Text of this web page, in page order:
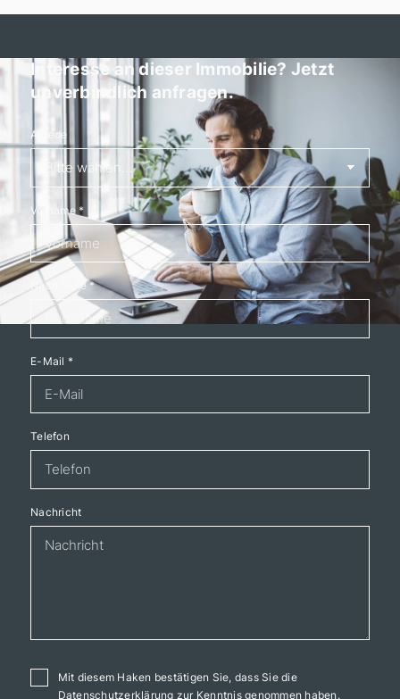
Interesse an dieser Immobilie? Jetzt
unverbindlich anfragen.
Anrede
Vorname*
Nachname*
E-Mail *
Telefon
Nachricht
Mit diesem Haken bestätigen Sie, dass Sie die
Datenschutzerklärung zur Kenntnis genommen haben.